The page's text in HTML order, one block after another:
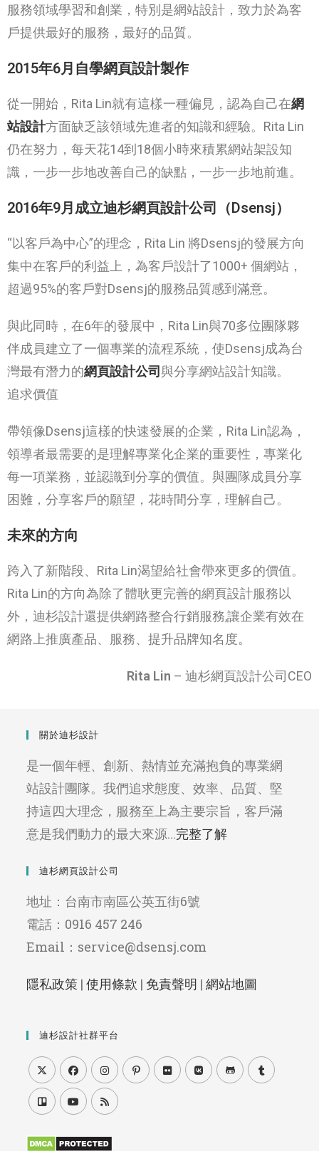
服務領域學習和創業，特別是網站設計，致力於為客
戶提供最好的服務，最好的品質。
2015年6月自學網頁設計製作
從一開始，Rita Lin就有這樣一種偏見，認為自己在網
站設計方面缺乏該領域先進者的知識和經驗。Rita Lin
仍在努力，每天花14到18個小時來積累網站架設知
識，一步一步地改善自己的缺點，一步一步地前進。
2016年9月成立迪杉網頁設計公司（Dsensj）
“以客戶為中心”的理念，Rita Lin 將Dsensj的發展方向
集中在客戶的利益上，為客戶設計了1000+ 個網站，
超過95%的客戶對Dsensj的服務品質感到滿意。
與此同時，在6年的發展中，Rita Lin與70多位團隊夥
伴成員建立了一個專業的流程系統，使Dsensj成為台
灣最有潛力的網頁設計公司與分享網站設計知識。
追求價值
帶領像Dsensj這樣的快速發展的企業，Rita Lin認為，
領導者最需要的是理解專業化企業的重要性，專業化
每一項業務，並認識到分享的價值。與團隊成員分享
困難，分享客戶的願望，花時間分享，理解自己。
未來的方向
跨入了新階段、Rita Lin渴望給社會帶來更多的價值。
Rita Lin的方向為除了體耿更完善的網頁設計服務以
外，迪杉設計還提供網路整合行銷服務,讓企業有效在
網路上推廣產品、服務、提升品牌知名度。
Rita Lin – 迪杉網頁設計公司CEO
關於迪杉設計
是一個年輕、創新、熱情並充滿抱負的專業網
站設計團隊。我們追求態度、效率、品質、堅
持這四大理念，服務至上為主要宗旨，客戶滿
意是我們動力的最大來源...完整了解
迪杉網頁設計公司
地址：台南市南區公英五街6號
電話：0916 457 246
Email：service@dsensj.com
隱私政策 |使用條款 | 免責聲明 |網站地圖
迪杉設計社群平台